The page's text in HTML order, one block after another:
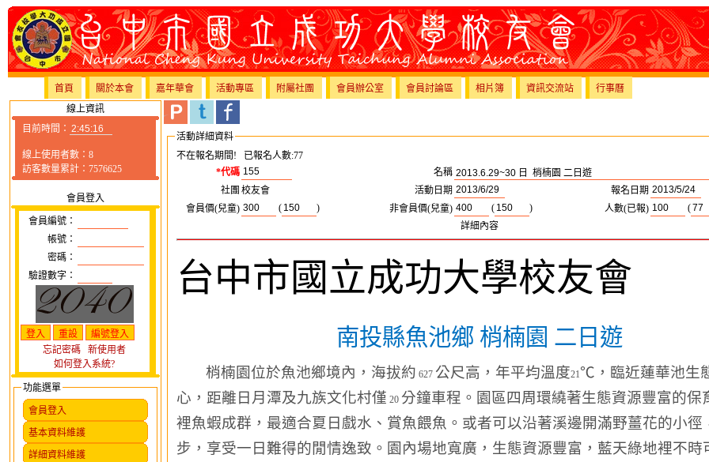
首頁 關於本會 嘉年華會 活動專區 附屬社團 會員辦公室 會員討論區 相片簿 資訊交流站
行事曆
線上資訊
目前時間：
線上使用者數：8
訪客數量累計：7576625
會員登入
會員編號：
帳號：
密碼：
驗證數字：
忘記密碼
新使用者
如何登入系統?
功能選單
會員登入
基本資料維護
詳細資料維護
活動詳細資料
不在報名期間! 已報名人數:77
*代碼
名稱
社團 校友會 活動日期
報名日期
會員價(兒童)
( ) 非會員價(兒童) ( ) 人數(已報)
(
詳細內容
台中市國立成功大學校友會
南投縣魚池鄉 梢楠園 二日遊
梢楠園位於魚池鄉境內，海拔約 627 公尺高，年平均溫度21℃ ，臨近蓮華池生
心，距離日月潭及九族文化村僅 20 分鐘車程。園區四周環繞著生態資源豐富的保
裡魚蝦成群，最適合夏日戲水、賞魚餵魚。或者可以沿著溪邊開滿野薑花的小徑
步，享受一日難得的閒情逸致。園內場地寬廣，生態資源豐富，藍天綠地裡不時